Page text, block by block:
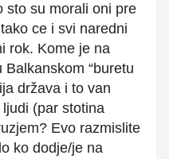
sto su morali oni pre
ce i svi naredni
rok. Kome je na
“buretu
država i to van
(par stotina
Evo razmislite
ko dodje/je na